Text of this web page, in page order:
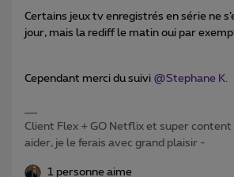
Certains jeux tv enregistrés en série ne
jour, mais la rediff le matin oui par
Cependant merci du suivi ​ @Stephane K.
Client Flex + GO Netflix et super content
aider, je le ferais avec grand plaisir -
1 personne aime